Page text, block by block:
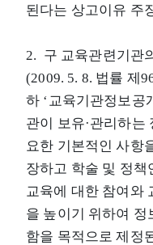
된다는 상고이유 주
2. 구 교육관련기관
(2009. 5. 8. 법률 제
하 ‘교육기관정보공
관이 보유·관리하는
요한 기본적인 사항
장하고 학술 및 정책
교육에 대한 참여와
을 높이기 위하여 정
함을 목적으로 제정